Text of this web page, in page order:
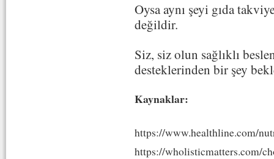
Oysa aynı şeyi gıda
değildir.
Siz, siz olun sağlıklı
desteklerinden bir şey
Kaynaklar:
https://www.healthline.com/
https://wholisticmatters.com/